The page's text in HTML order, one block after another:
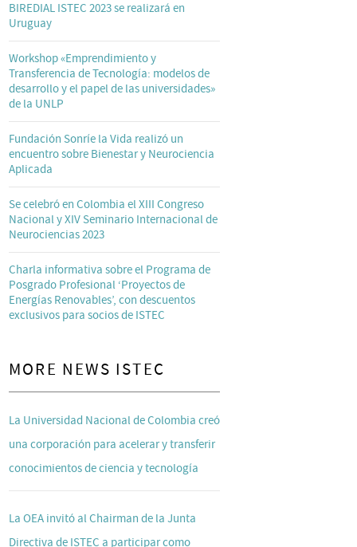
BIREDIAL ISTEC 2023 se realizará en
Uruguay
Workshop «Emprendimiento y
Transferencia de Tecnología: modelos de
desarrollo y el papel de las universidades»
de la UNLP
Fundación Sonríe la Vida realizó un
encuentro sobre Bienestar y Neurociencia
Aplicada
Se celebró en Colombia el XIII Congreso
Nacional y XIV Seminario Internacional de
Neurociencias 2023
Charla informativa sobre el Programa de
Posgrado Profesional ‘Proyectos de
Energías Renovables’, con descuentos
exclusivos para socios de ISTEC
MORE NEWS ISTEC
La Universidad Nacional de Colombia creó
una corporación para acelerar y transferir
conocimientos de ciencia y tecnología
La OEA invitó al Chairman de la Junta
Directiva de ISTEC a participar como